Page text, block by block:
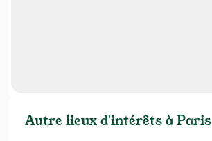
Autre lieux d'intérêts à Paris